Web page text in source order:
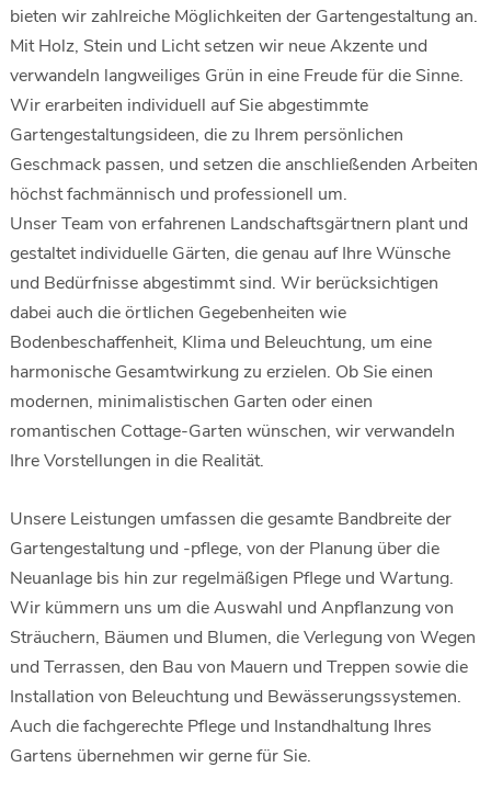
bieten wir zahlreiche Möglichkeiten der Gartengestaltung an.
Mit Holz, Stein und Licht setzen wir neue Akzente und
verwandeln langweiliges Grün in eine Freude für die Sinne.
Wir erarbeiten individuell auf Sie abgestimmte
Gartengestaltungsideen, die zu Ihrem persönlichen
Geschmack passen, und setzen die anschließenden Arbeiten
höchst fachmännisch und professionell um.
Unser Team von erfahrenen Landschaftsgärtnern plant und
gestaltet individuelle Gärten, die genau auf Ihre Wünsche
und Bedürfnisse abgestimmt sind. Wir berücksichtigen
dabei auch die örtlichen Gegebenheiten wie
Bodenbeschaffenheit, Klima und Beleuchtung, um eine
harmonische Gesamtwirkung zu erzielen. Ob Sie einen
modernen, minimalistischen Garten oder einen
romantischen Cottage-Garten wünschen, wir verwandeln
Ihre Vorstellungen in die Realität.
Unsere Leistungen umfassen die gesamte Bandbreite der
Gartengestaltung und -pflege, von der Planung über die
Neuanlage bis hin zur regelmäßigen Pflege und Wartung.
Wir kümmern uns um die Auswahl und Anpflanzung von
Sträuchern, Bäumen und Blumen, die Verlegung von Wegen
und Terrassen, den Bau von Mauern und Treppen sowie die
Installation von Beleuchtung und Bewässerungssystemen.
Auch die fachgerechte Pflege und Instandhaltung Ihres
Gartens übernehmen wir gerne für Sie.